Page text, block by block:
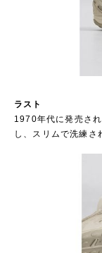
ラスト
1970年代に発売さ
し、スリムで洗練さ